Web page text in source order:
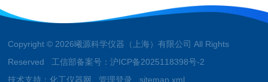
Copyright © 2026曦源科学仪器（上海）有限公司 All Rights
Reserved 工信部备案号：沪ICP备2025118398号-2
技术支持：化工仪器网 管理登录 sitemap.xml